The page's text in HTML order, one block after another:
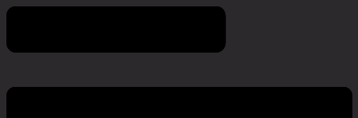
Stopka